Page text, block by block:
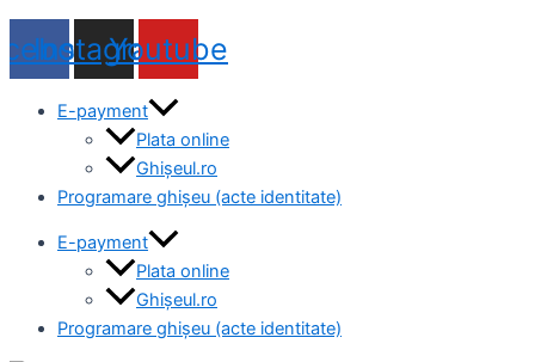
Instagram
Youtube
E-payment
Plata online
Ghișeul.ro
Programare ghișeu (acte identitate)
E-payment
Plata online
Ghișeul.ro
Programare ghișeu (acte identitate)